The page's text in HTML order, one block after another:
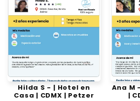
Hilda S - | Hotel en
Casa | CDMX | Petzer
Ana M
|